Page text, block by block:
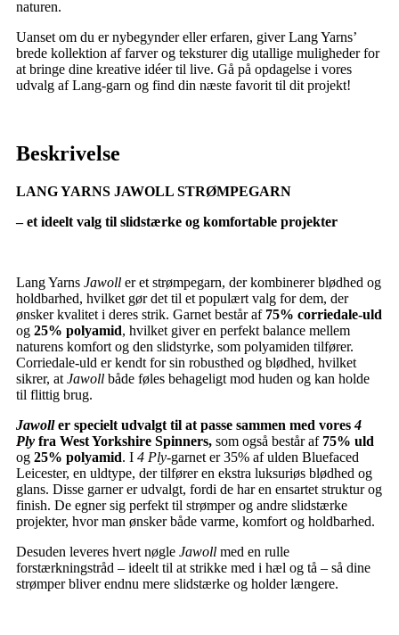
naturen.
Uanset om du er nybegynder eller erfaren, giver Lang Yarns’
brede kollektion af farver og teksturer dig utallige muligheder for
at bringe dine kreative idéer til live. Gå på opdagelse i vores
udvalg af Lang-garn og find din næste favorit til dit projekt!
Beskrivelse
LANG YARNS JAWOLL STRØMPEGARN
– et ideelt valg til slidstærke og komfortable projekter
Lang Yarns Jawoll er et strømpegarn, der kombinerer blødhed og
holdbarhed, hvilket gør det til et populært valg for dem, der
ønsker kvalitet i deres strik. Garnet består af 75% corriedale-uld
og 25% polyamid, hvilket giver en perfekt balance mellem
naturens komfort og den slidstyrke, som polyamiden tilfører.
Corriedale-uld er kendt for sin robusthed og blødhed, hvilket
sikrer, at Jawoll både føles behageligt mod huden og kan holde
til flittig brug.
Jawoller specielt udvalgt til at passe sammen med vores4
Ply fra West Yorkshire Spinners, som også består af 75% uld
og 25% polyamid. I 4 Ply-garnet er 35% af ulden Bluefaced
Leicester, en uldtype, der tilfører en ekstra luksuriøs blødhed og
glans. Disse garner er udvalgt, fordi de har en ensartet struktur og
finish. De egner sig perfekt til strømper og andre slidstærke
projekter, hvor man ønsker både varme, komfort og holdbarhed.
Desuden leveres hvert nøgle Jawoll med en rulle
forstærkningstråd – ideelt til at strikke med i hæl og tå – så dine
strømper bliver endnu mere slidstærke og holder længere.